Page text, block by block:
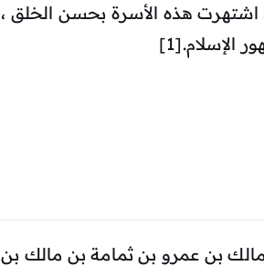
هذه الأسرة بحسن الخلق ،
الإسلام.[1]
بن عمرو بن ثمامة بن مالك بن